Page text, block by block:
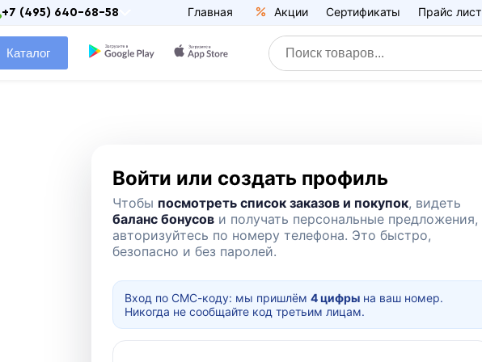
+7 (495) 640-68-58 Главная Акции Сертификаты Прайс лист
Каталог
Войти или создать профиль
Чтобы посмотреть список заказов и покупок, видеть
баланс бонусов и получать персональные предложения,
авторизуйтесь по номеру телефона. Это быстро,
безопасно и без паролей.
Вход по СМС-коду: мы пришлём 4 цифры на ваш номер.
Никогда не сообщайте код третьим лицам.